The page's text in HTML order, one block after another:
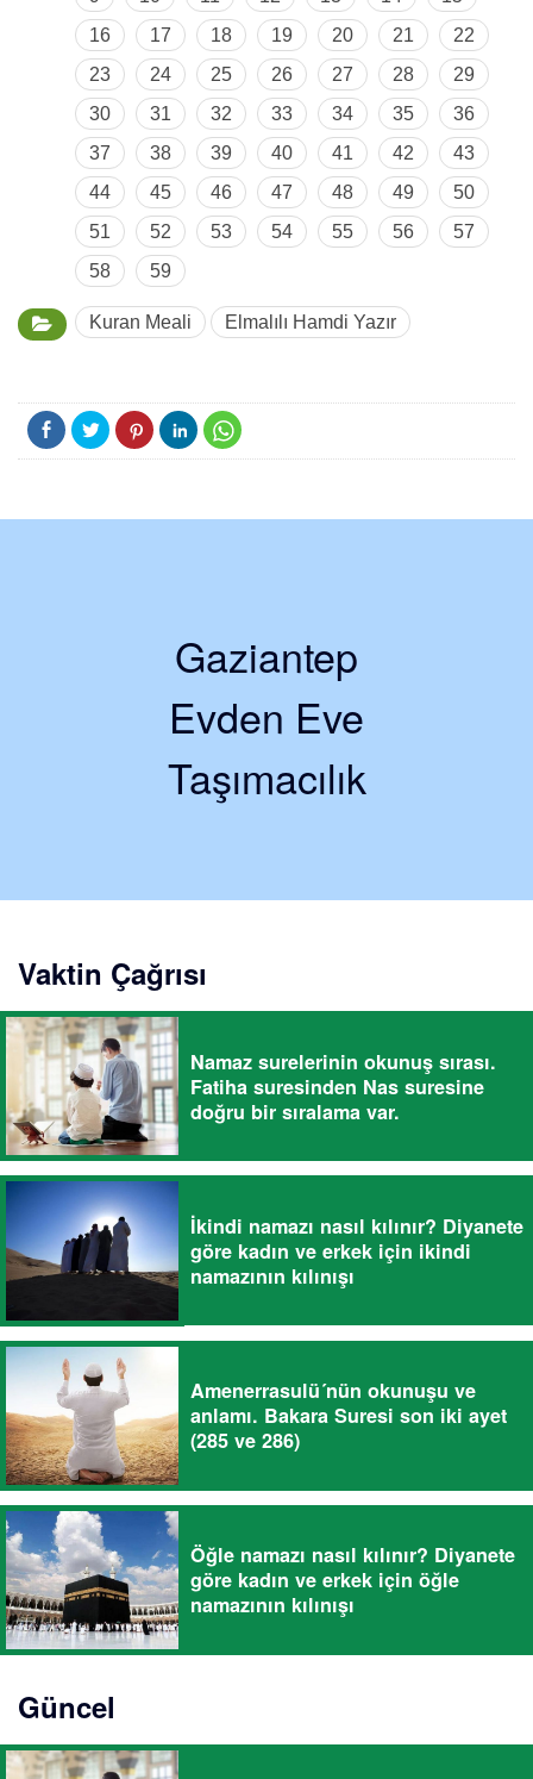
16
17 18 19 20 21
22
23
24 25 26 27 28
29
30
31 32 33 34 35
36
37
38 39 40 41 42
43
44
45 46 47 48 49
50
51
52 53 54 55 56
57
58
59
Kuran Meali Elmalılı Hamdi Yazır
Gaziantep
Evden Eve
Taşımacılık
Vaktin Çağrısı
Namaz surelerinin okunuş sırası.
Fatiha suresinden Nas suresine
doğru bir sıralama var.
İkindi namazı nasıl kılınır? Diyanete
göre kadın ve erkek için ikindi
namazının kılınışı
Amenerrasulü´nün okunuşu ve
anlamı. Bakara Suresi son iki ayet
(285 ve 286)
Öğle namazı nasıl kılınır? Diyanete
göre kadın ve erkek için öğle
namazının kılınışı
Güncel